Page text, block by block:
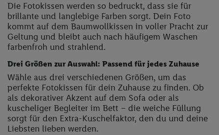
Die Fotokissen werden so bedruckt, dass sie für
brillante und langlebige Farben sorgt. Dein Foto
kommt auf dem Baumwollkissen in voller Pracht zur
Geltung und bleibt auch nach häufigem Waschen
farbenfroh und strahlend.
Drei Größen zur Auswahl: Passend für jedes Zuhause
Wähle aus drei verschiedenen Größen, um das
perfekte Fotokissen für dein Zuhause zu finden. Ob
als dekorativer Akzent auf dem Sofa oder als
kuscheliger Begleiter im Bett – die weiche Füllung
sorgt für den Extra-Kuschelfaktor, den du und deine
Liebsten lieben werden.